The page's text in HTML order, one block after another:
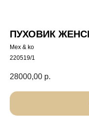
ПУХОВИК
Mex & ko
220519/1
28000,00 р.